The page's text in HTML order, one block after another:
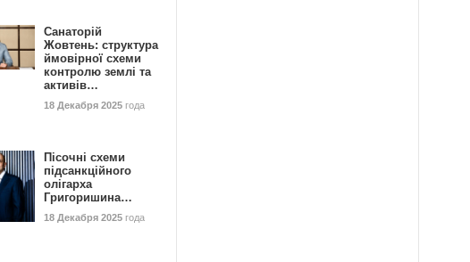
Санаторій
Жовтень: структура
ймовірної схеми
контролю землі та
активів…
18 Декабря 2025 года
Пісочні схеми
підсанкційного
олігарха
Григоришина…
18 Декабря 2025 года